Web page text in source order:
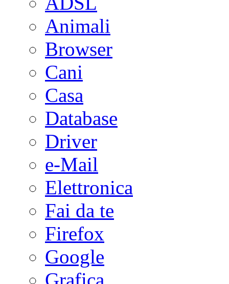
Animali
Browser
Cani
Casa
Database
Driver
e-Mail
Elettronica
Fai da te
Firefox
Google
Grafica